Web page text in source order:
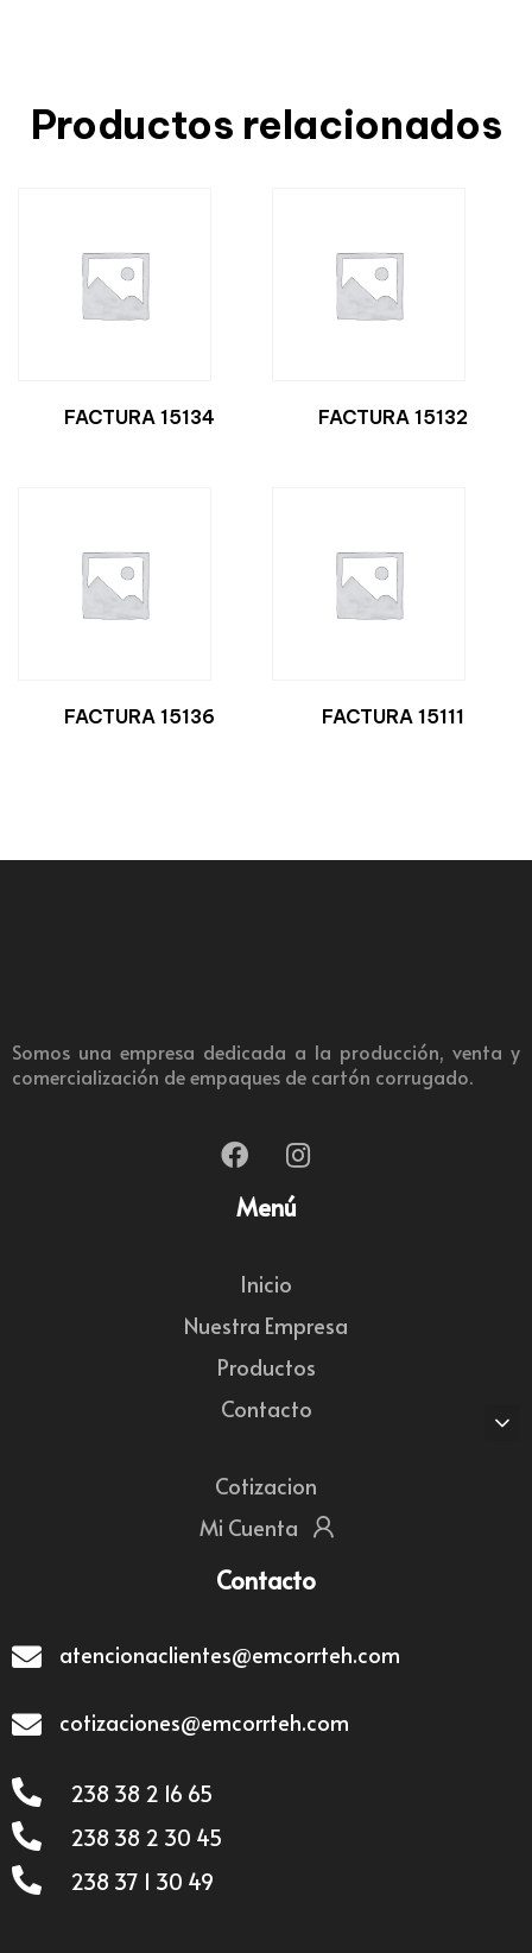
Productos relacionados
FACTURA 15134 FACTURA 15132
FACTURA 15136 FACTURA 15111
Somos una empresa dedicada a la producción, venta y
comercialización de empaques de cartón corrugado.
Menú
Inicio
Nuestra Empresa
Productos
Contacto
Cotizacion
Mi Cuenta
Contacto
atencionaclientes@emcorrteh.com
cotizaciones@emcorrteh.com
238 38 2 16 65
238 38 2 30 45
238 37 1 30 49